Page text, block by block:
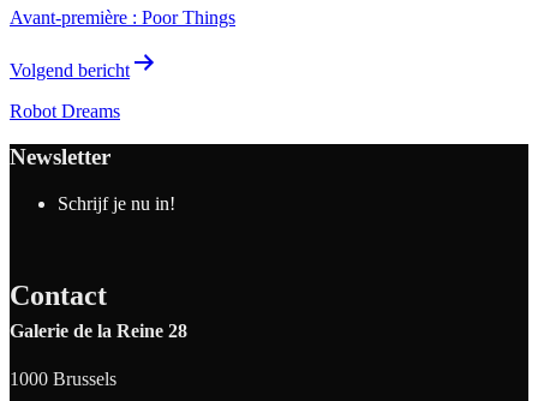
Avant-première : Poor Things
Volgend bericht
Robot Dreams
Newsletter
Schrijf je nu in!
Contact
Galerie de la Reine 28
1000 Brussels